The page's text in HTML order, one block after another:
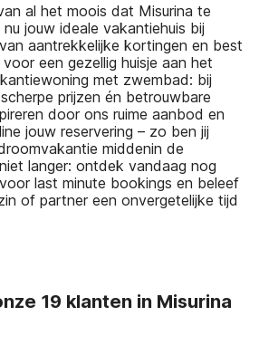
al het moois dat Misurina te
jouw ideale vakantiehuis bij
aantrekkelijke kortingen en best
een gezellig huisje aan het
met zwembad: bij
prijzen én betrouwbare
door ons ruime aanbod en
jouw reservering – zo ben jij
middenin de
langer: ontdek vandaag nog
last minute bookings en beleef
of partner een onvergetelijke tijd
19 klanten in Misurina